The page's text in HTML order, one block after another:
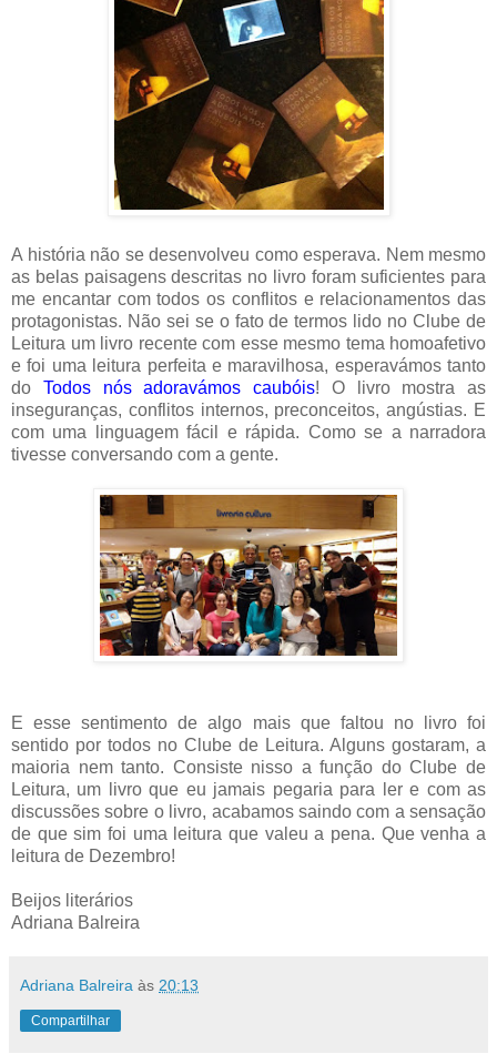
A história não se desenvolveu como esperava. Nem mesmo
as belas paisagens descritas no livro foram suficientes para
me encantar com todos os conflitos e relacionamentos das
protagonistas. Não sei se o fato de termos lido no Clube de
Leitura um livro recente com esse mesmo tema homoafetivo
e foi uma leitura perfeita e maravilhosa, esperavámos tanto
do Todos nós adoravámos caubóis! O livro mostra as
inseguranças, conflitos internos, preconceitos, angústias. E
com uma linguagem fácil e rápida. Como se a narradora
tivesse conversando com a gente.
E esse sentimento de algo mais que faltou no livro foi
sentido por todos no Clube de Leitura. Alguns gostaram, a
maioria nem tanto. Consiste nisso a função do Clube de
Leitura, um livro que eu jamais pegaria para ler e com as
discussões sobre o livro, acabamos saindo com a sensação
de que sim foi uma leitura que valeu a pena. Que venha a
leitura de Dezembro!
Beijos literários
Adriana Balreira
Adriana Balreira às 20:13
Compartilhar